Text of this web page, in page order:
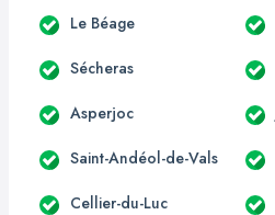
Le Béage
Sécheras
Asperjoc
Saint-Andéol-de-Vals
Cellier-du-Luc